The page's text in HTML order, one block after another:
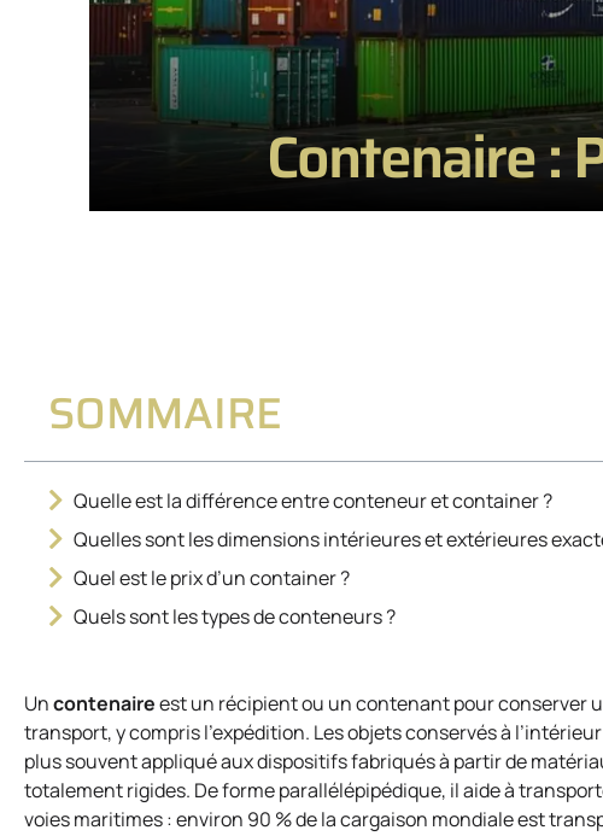
Contenaire :
SOMMAIRE
Quelle est la différence entre conteneur et container ?
Quelles sont les dimensions intérieures et extérieures
Quel est le prix d’un container ?
Quels sont les types de conteneurs ?
Uncontenaireest un récipient ou un contenant pour conserver
transport, y compris l’expédition. Les objets conservés à
plus souvent appliqué aux dispositifs fabriqués à partir de
totalement rigides. De forme parallélépipédique, il aide à
voies maritimes : environ 90 % de la cargaison mondiale est